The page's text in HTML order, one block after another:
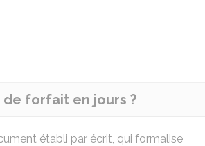
forfait en jours ?
établi par écrit, qui formalise